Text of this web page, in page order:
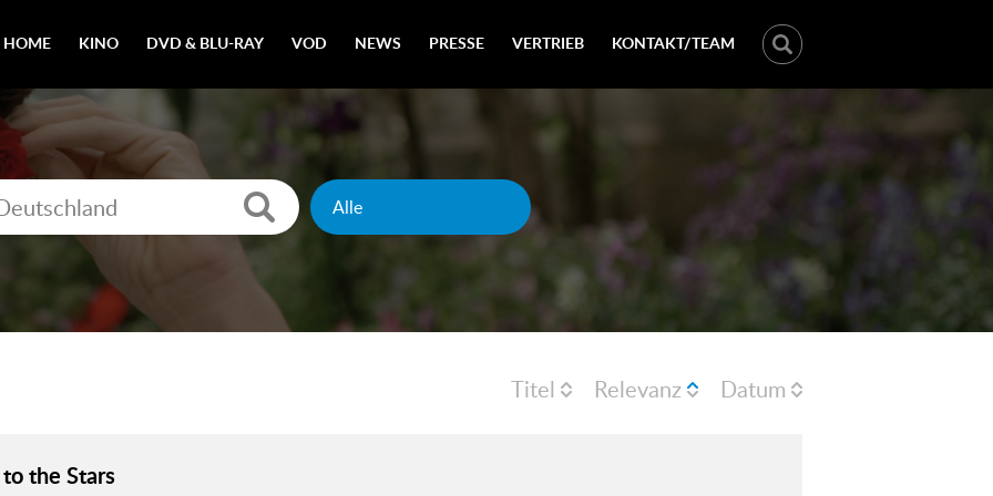
HOME KINO DVD & BLU-RAY VOD NEWS PRESSE VERTRIEB KONTAKT/TEAM
Titel Relevanz Datum
the Stars